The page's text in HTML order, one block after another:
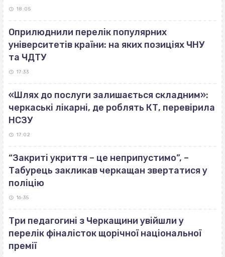
18:05
Оприлюднили перелік популярних
університетів країни: на яких позиціях ЧНУ
та ЧДТУ
17:33
«Шлях до послуги залишається складним»:
черкаські лікарні, де роблять КТ, перевірила
НСЗУ
17:02
“Закриті укриття – це неприпустимо”, –
Табурець закликав черкащан звертатися у
поліцію
16:35
Три педагогині з Черкащини увійшли у
перелік фіналісток щорічної національної
премії